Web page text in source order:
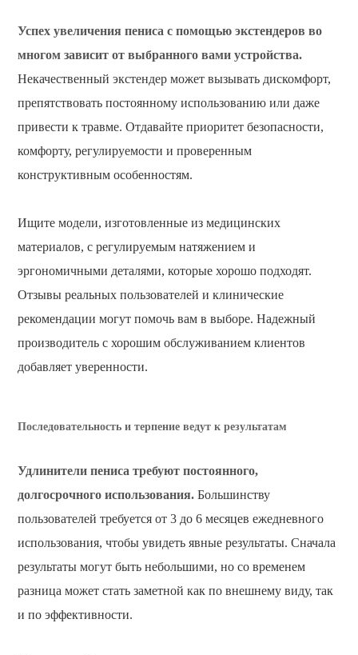
Успех увеличения пениса с помощью экстендеров во
многом зависит от выбранного вами устройства.
Некачественный экстендер может вызывать дискомфорт,
препятствовать постоянному использованию или даже
привести к травме. Отдавайте приоритет безопасности,
комфорту, регулируемости и проверенным
конструктивным особенностям.
Ищите модели, изготовленные из медицинских
материалов, с регулируемым натяжением и
эргономичными деталями, которые хорошо подходят.
Отзывы реальных пользователей и клинические
рекомендации могут помочь вам в выборе. Надежный
производитель с хорошим обслуживанием клиентов
добавляет уверенности.
Последовательность и терпение ведут к результатам
Удлинители пениса требуют постоянного,
долгосрочного использования. Большинству
пользователей требуется от 3 до 6 месяцев ежедневного
использования, чтобы увидеть явные результаты. Сначала
результаты могут быть небольшими, но со временем
разница может стать заметной как по внешнему виду, так
и по эффективности.